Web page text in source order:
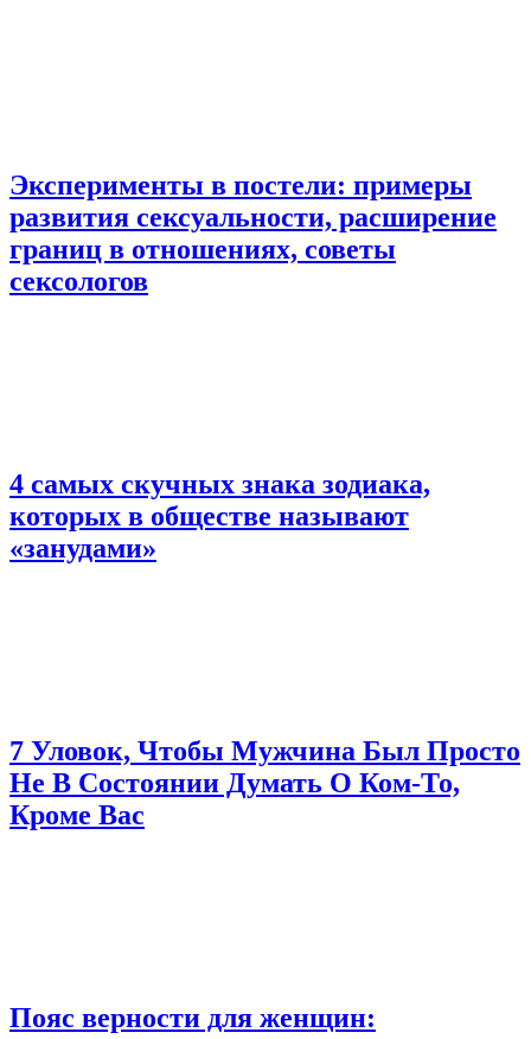
Эксперименты в постели: примеры
развития сексуальности, расширение
границ в отношениях, советы
сексологов
4 самых скучных знака зодиака,
которых в обществе называют
«занудами»
7 Уловок, Чтобы Мужчина Был Просто
Не В Состоянии Думать О Ком-То,
Кроме Вас
Пояс верности для женщин: